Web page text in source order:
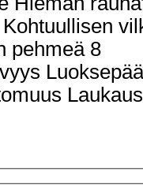
pehmeä 8